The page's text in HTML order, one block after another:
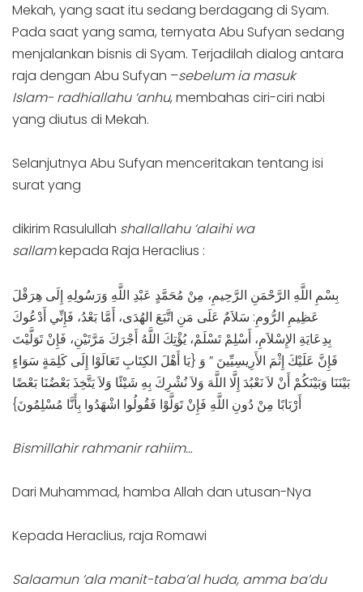
Mekah, yang saat itu sedang berdagang di Syam.
Pada saat yang sama, ternyata Abu Sufyan sedang
menjalankan bisnis di Syam. Terjadilah dialog antara
raja dengan Abu Sufyan –sebelum ia masuk
Islam- radhiallahu ‘anhu, membahas ciri-ciri nabi
yang diutus di Mekah.
Selanjutnya Abu Sufyan menceritakan tentang isi
surat yang
dikirim Rasulullah shallallahu ‘alaihi wa
sallamkepada Raja Heraclius :
بِسْمِ اللَّهِ الرَّحْمَنِ الرَّحِيمِ، مِنْ مُحَمَّدٍ عَبْدِ اللَّهِ وَرَسُولِهِ إِلَى هِرَقْلَ
عَظِيمِ الرُّومِ: سَلاَمٌ عَلَى مَنِ اتَّبَعَ الهُدَى، أَمَّا بَعْدُ، فَإِنِّي أَدْعُوكَ
بِدِعَايَةِ الإِسْلاَمِ، أَسْلِمْ تَسْلَمْ، يُؤْتِكَ اللَّهُ أَجْرَكَ مَرَّتَيْنِ، فَإِنْ تَوَلَّيْتَ
فَإِنَّ عَلَيْكَ إِثْمَ الأَرِيسِيِّينَ ” وَ {يَا أَهْلَ الكِتَابِ تَعَالَوْا إِلَى كَلِمَةٍ سَوَاءٍ
بَيْنَنَا وَبَيْنَكُمْ أَنْ لاَ نَعْبُدَ إِلَّا اللَّهَ وَلاَ نُشْرِكَ بِهِ شَيْئًا وَلاَ يَتَّخِذَ بَعْضُنَا بَعْضًا
أَرْبَابًا مِنْ دُونِ اللَّهِ فَإِنْ تَوَلَّوْا فَقُولُوا اشْهَدُوا بِأَنَّا مُسْلِمُونَ}
Bismillahir rahmanir rahiim…
Dari Muhammad, hamba Allah dan utusan-Nya
Kepada Heraclius, raja Romawi
Salaamun ‘ala manit-taba’al huda, amma ba’du